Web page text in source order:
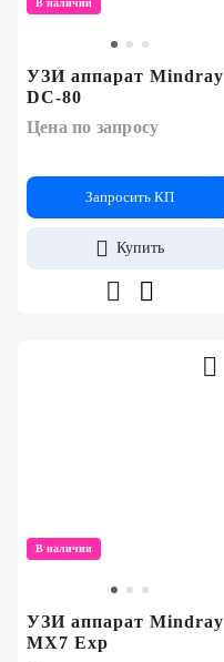
В наличии
УЗИ аппарат Mindray
DC-80
Цена по запросу
Запросить КП
Купить
В наличии
УЗИ аппарат Mindray
MX7 Exp